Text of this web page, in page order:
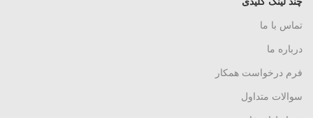
تماس با ما
درباره ما
فرم درخواست همکار
سوالات متداول